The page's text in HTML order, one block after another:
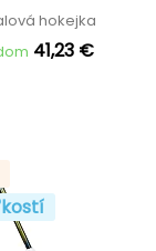
hokejka
41,23 €